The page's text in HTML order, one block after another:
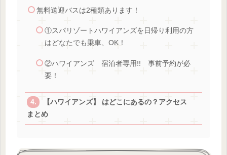
無料送迎バスは2種類あります！
①スパリゾートハワイアンズを日帰り利用の方
はどなたでも乗車、OK！
②ハワイアンズ 宿泊者専用!! 事前予約が必
要！
【ハワイアンズ】 はどこにあるの？アクセス
まとめ